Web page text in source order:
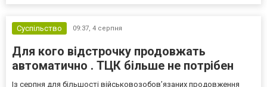
Суспільство 09:37, 4 серпня
Для кого відстрочку продовжать
автоматично . ТЦК більше не потрібен
Із серпня для більшості військовозобов’язаних продовження